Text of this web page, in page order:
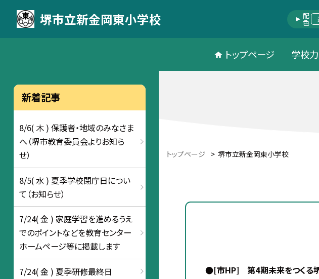
堺市立新金岡東小学校 配色
トップページ 学校
トップページ > 堺市立新金岡東小学校
●[市HP] 第4期未来をつくる堺
新着記事
8/6( 木 ) 保護者・地域のみなさま
へ（堺市教育委員会よりお知ら
せ）
8/5( 水 ) 夏季学校閉庁日につい
て（お知らせ）
7/24( 金 ) 家庭学習を進めるうえ
でのポイントなどを教育センター
ホームページ等に掲載します
7/24( 金 ) 夏季研修最終日